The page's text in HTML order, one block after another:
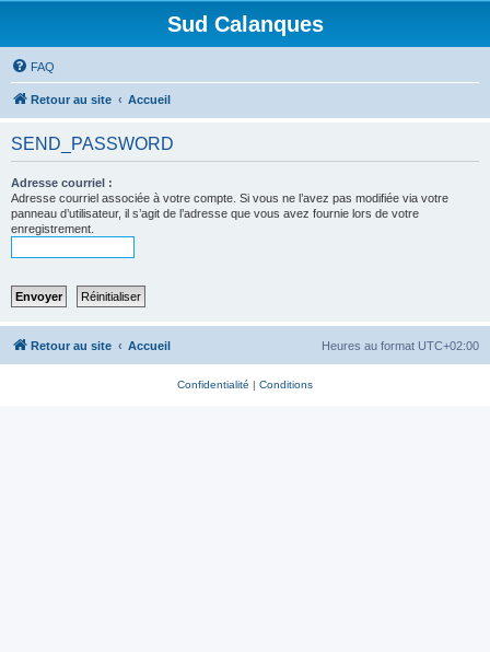
Sud Calanques
FAQ
Retour au site Accueil
SEND_PASSWORD
Adresse courriel :
Adresse courriel associée à votre compte. Si vous ne l’avez pas modifiée via votre
panneau d’utilisateur, il s’agit de l’adresse que vous avez fournie lors de votre
enregistrement.
Retour au site Accueil Heures au format UTC+02:00
Confidentialité | Conditions